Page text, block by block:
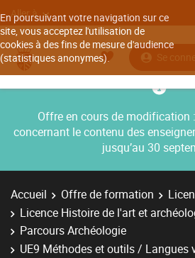
En poursuivant votre navigation sur ce
site, vous acceptez l'utilisation de
cookies à des fins de mesure d'audience
(statistiques anonymes).
Aller à
Se
Offre en cours de
concernant le contenu des
jusqu’au 30
Accueil Offre de formation
Licence Histoire de l'art et
Parcours Archéologie
UE9 Méthodes et outils / Langues